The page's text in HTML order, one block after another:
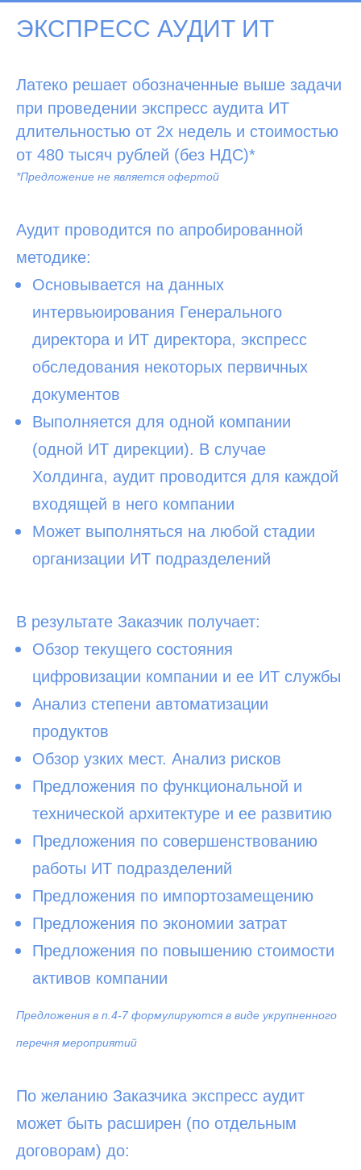
ЭКСПРЕСС АУДИТ ИТ
Латеко решает обозначенные выше задачи
при проведении экспресс аудита ИТ
длительностью от 2х недель и стоимостью
от 480 тысяч рублей (без НДС)*
*Предложение не является офертой
Аудит проводится по апробированной
методике:
Основывается на данных
интервьюирования Генерального
директора и ИТ директора, экспресс
обследования некоторых первичных
документов
Выполняется для одной компании
(одной ИТ дирекции). В случае
Холдинга, аудит проводится для каждой
входящей в него компании
Может выполняться на любой стадии
организации ИТ подразделений
В результате Заказчик получает:
Обзор текущего состояния
цифровизации компании и ее ИТ службы
Анализ степени автоматизации
продуктов
Обзор узких мест. Анализ рисков
Предложения по функциональной и
технической архитектуре и ее развитию
Предложения по совершенствованию
работы ИТ подразделений
Предложения по импортозамещению
Предложения по экономии затрат
Предложения по повышению стоимости
активов компании
Предложения в п.4-7 формулируются в виде укрупненного
перечня мероприятий
По желанию Заказчика экспресс аудит
может быть расширен (по отдельным
договорам) до: